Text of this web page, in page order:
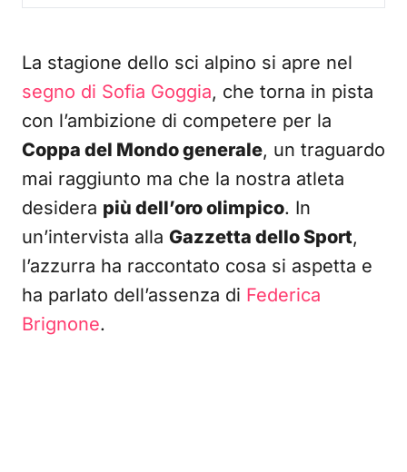
La stagione dello sci alpino si apre nel
segno di Sofia Goggia, che torna in pista
con l’ambizione di competere per la
Coppa del Mondo generale, un traguardo
mai raggiunto ma che la nostra atleta
desidera più dell’oro olimpico. In
un’intervista alla Gazzetta dello Sport,
l’azzurra ha raccontato cosa si aspetta e
ha parlato dell’assenza di Federica
Brignone.